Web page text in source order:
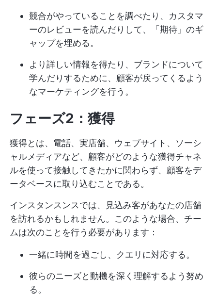
競合がやっていることを調べたり、カスタマ
ーのレビューを読んだりして、「期待」のギ
ャップを埋める。
より詳しい情報を得たり、ブランドについて
学んだりするために、顧客が戻ってくるよう
なマーケティングを行う。
フェーズ2：獲得
獲得とは、電話、実店舗、ウェブサイト、ソーシ
ャルメディアなど、顧客がどのような獲得チャネ
ルを使って接触してきたかに関わらず、顧客をデ
ータベースに取り込むことである。
インスタンスンスでは、見込み客があなたの店舗
を訪れるかもしれません。このような場合、チー
ムは次のことを行う必要があります：
一緒に時間を過ごし、クエリに対応する。
彼らのニーズと動機を深く理解するよう努め
る。